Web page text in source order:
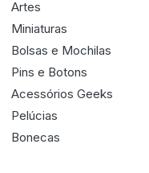
Artes
Miniaturas
Bolsas e Mochilas
Pins e Botons
Acessórios Geeks
Pelúcias
Bonecas